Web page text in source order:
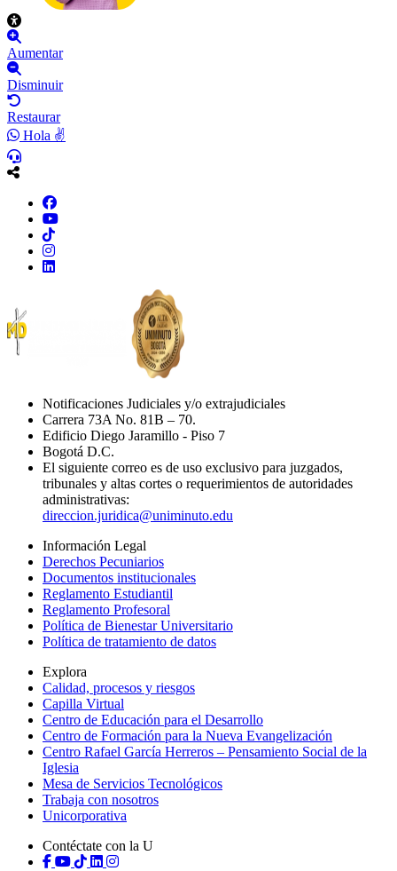
Aumentar
Disminuir
Restaurar
Hola ✌
Notificaciones Judiciales y/o extrajudiciales
Carrera 73A No. 81B – 70.
Edificio Diego Jaramillo - Piso 7
Bogotá D.C.
El siguiente correo es de uso exclusivo para juzgados,
tribunales y altas cortes o requerimientos de autoridades
administrativas:
direccion.juridica@uniminuto.edu
Información Legal
Derechos Pecuniarios
Documentos institucionales
Reglamento Estudiantil
Reglamento Profesoral
Política de Bienestar Universitario
Política de tratamiento de datos
Explora
Calidad, procesos y riesgos
Capilla Virtual
Centro de Educación para el Desarrollo
Centro de Formación para la Nueva Evangelización
Centro Rafael García Herreros – Pensamiento Social de la
Iglesia
Mesa de Servicios Tecnológicos
Trabaja con nosotros
Unicorporativa
Contéctate con la U